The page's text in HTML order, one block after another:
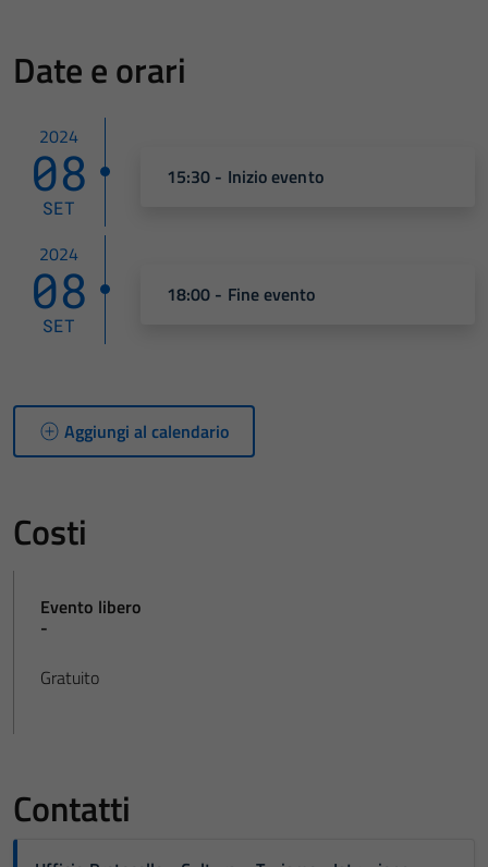
Date e orari
2024
08
SET
15:30 - Inizio evento
2024
08
SET
18:00 - Fine evento
Aggiungi al calendario
Costi
Evento libero
-
Gratuito
Contatti